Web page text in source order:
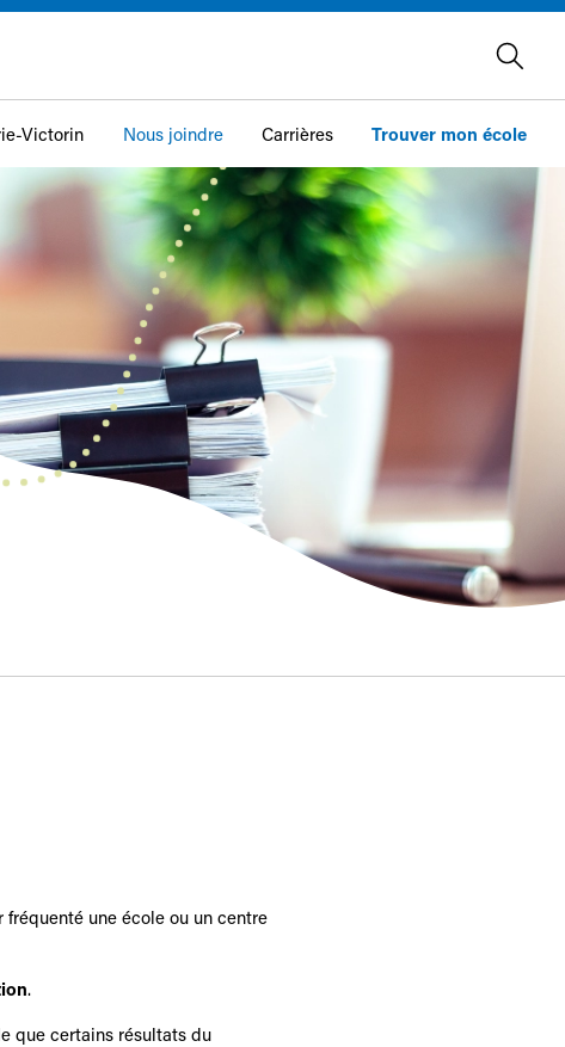
Victorin Nous joindre Carrières Trouver mon école
fréquenté une école ou un centre
.
que certains résultats du